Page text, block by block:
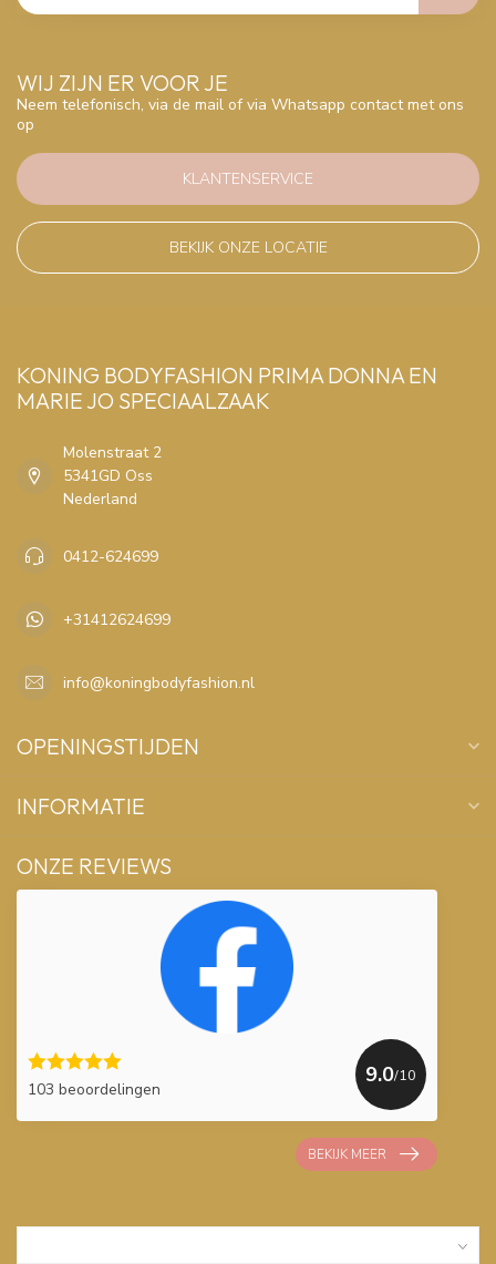
WIJ ZIJN ER VOOR JE
Neem telefonisch, via de mail of via Whatsapp contact met ons
op
KLANTENSERVICE
BEKIJK ONZE LOCATIE
KONING BODYFASHION PRIMA DONNA EN
MARIE JO SPECIAALZAAK
Molenstraat 2
5341GD Oss
Nederland
0412-624699
+31412624699
info@koningbodyfashion.nl
OPENINGSTIJDEN
INFORMATIE
ONZE REVIEWS
103 beoordelingen
9.0/10
BEKIJK MEER